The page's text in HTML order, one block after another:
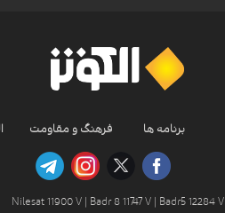
برنامه ها فرهنگ و مقاومت
Nilesat 11900 V | Badr 8 11747 V | Badr5 12284 V